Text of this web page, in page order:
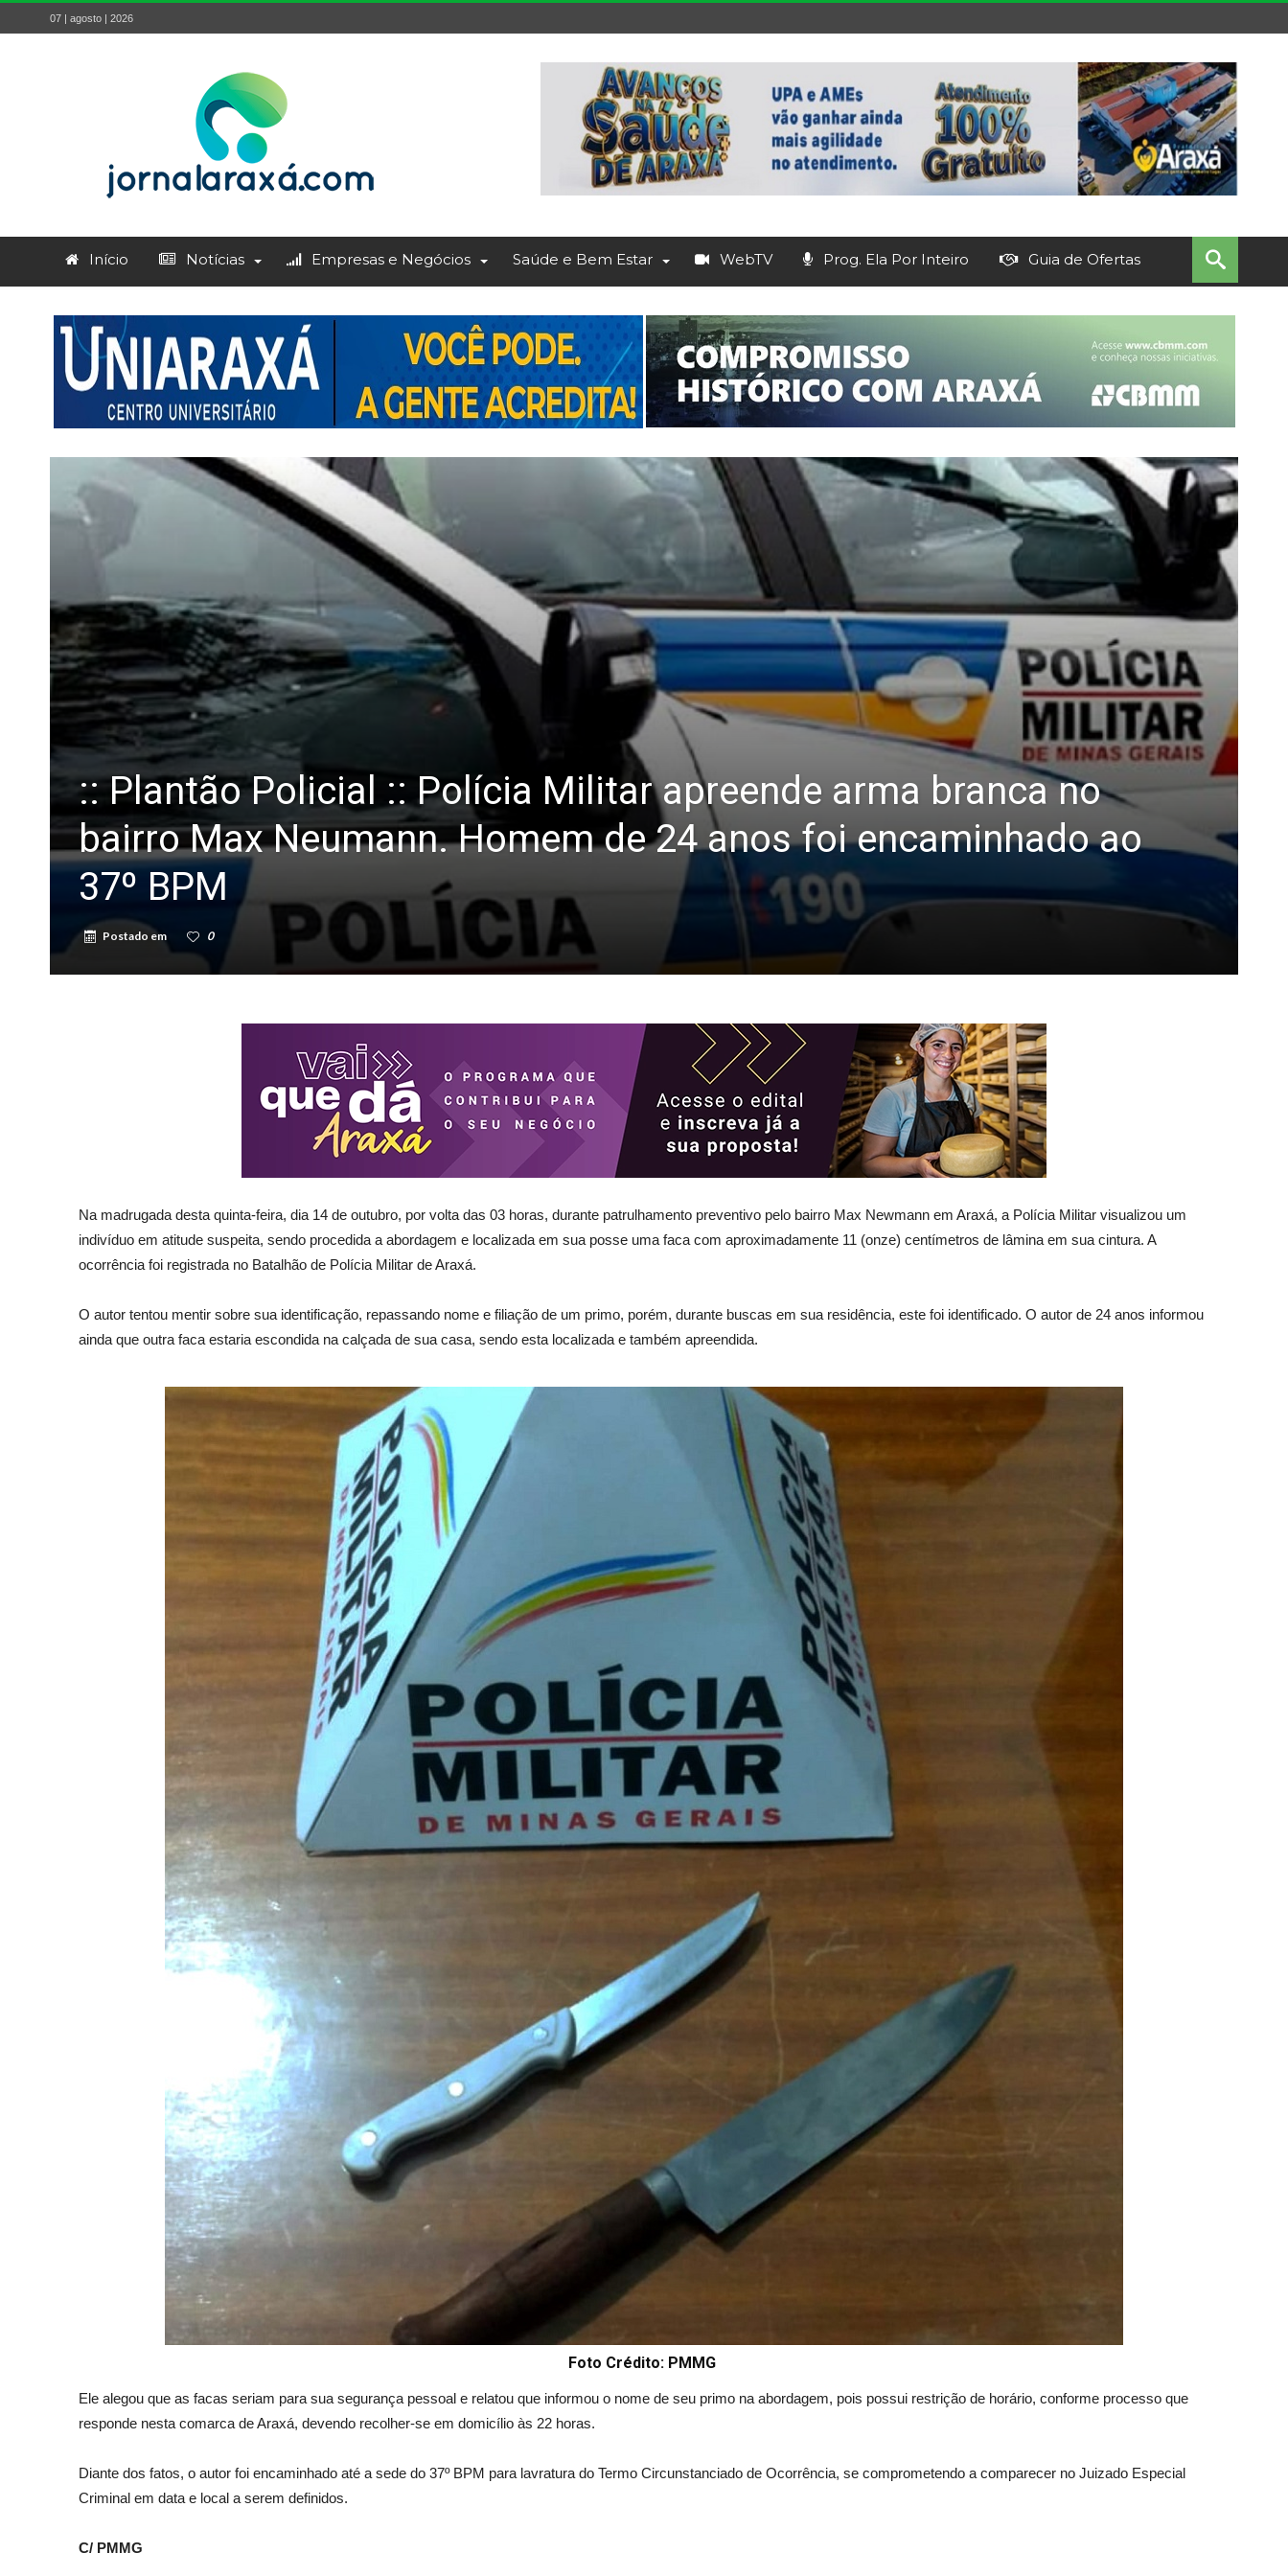
07 | agosto | 2026
Início Notícias Empresas e Negócios Saúde e Bem Estar WebTV Prog. Ela Por Inteiro Guia de Ofertas
:: Plantão Policial :: Polícia Militar apreende arma branca no
bairro Max Neumann. Homem de 24 anos foi encaminhado ao
37º BPM
Postado em 0
Na madrugada desta quinta-feira, dia 14 de outubro, por volta das 03 horas, durante patrulhamento preventivo pelo bairro Max Newmann em Araxá, a Polícia Militar visualizou um
indivíduo em atitude suspeita, sendo procedida a abordagem e localizada em sua posse uma faca com aproximadamente 11 (onze) centímetros de lâmina em sua cintura. A
ocorrência foi registrada no Batalhão de Polícia Militar de Araxá.
O autor tentou mentir sobre sua identificação, repassando nome e filiação de um primo, porém, durante buscas em sua residência, este foi identificado. O autor de 24 anos informou
ainda que outra faca estaria escondida na calçada de sua casa, sendo esta localizada e também apreendida.
Foto Crédito: PMMG
Ele alegou que as facas seriam para sua segurança pessoal e relatou que informou o nome de seu primo na abordagem, pois possui restrição de horário, conforme processo que
responde nesta comarca de Araxá, devendo recolher-se em domicílio às 22 horas.
Diante dos fatos, o autor foi encaminhado até a sede do 37º BPM para lavratura do Termo Circunstanciado de Ocorrência, se comprometendo a comparecer no Juizado Especial
Criminal em data e local a serem definidos.
C/ PMMG